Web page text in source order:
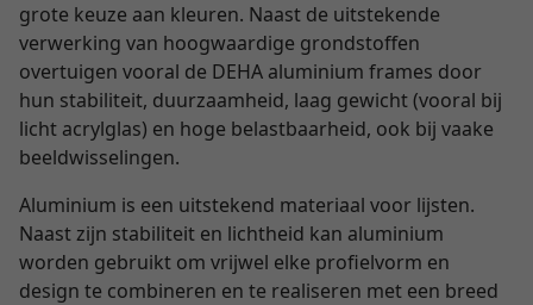
grote keuze aan kleuren. Naast de uitstekende
verwerking van hoogwaardige grondstoffen
overtuigen vooral de DEHA aluminium frames door
hun stabiliteit, duurzaamheid, laag gewicht (vooral bij
licht acrylglas) en hoge belastbaarheid, ook bij vaake
beeldwisselingen.
Aluminium is een uitstekend materiaal voor lijsten.
Naast zijn stabiliteit en lichtheid kan aluminium
worden gebruikt om vrijwel elke profielvorm en
design te combineren en te realiseren met een breed